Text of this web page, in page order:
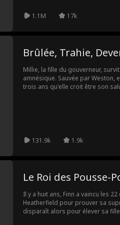
1.1M 17k
Brûlée, Trahie,
Millie, la fille du gouverneur,
amnésique. Sauvée par Weston,
trois ans qu'elle croit être son
131.9k 1.9k
Le Roi des Pousse-
Il y a huit ans, Finn a vaincu les
Heatherfield pour prouver sa
disparaît alors pour élever sa